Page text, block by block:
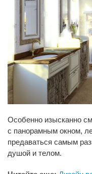
Особенно изысканно
с панорамным окном,
предаваться самым
душой и телом.